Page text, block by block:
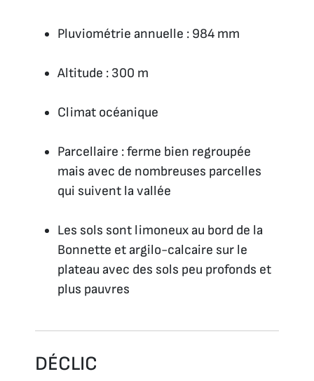
Pluviométrie annuelle : 984 mm
Altitude : 300 m
Climat océanique
Parcellaire : ferme bien regroupée
mais avec de nombreuses parcelles
qui suivent la vallée
Les sols sont limoneux au bord de la
Bonnette et argilo-calcaire sur le
plateau avec des sols peu profonds et
plus pauvres
DÉCLIC